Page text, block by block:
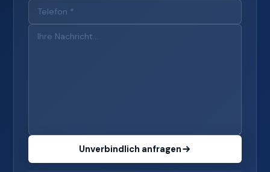
Unverbindlich anfragen